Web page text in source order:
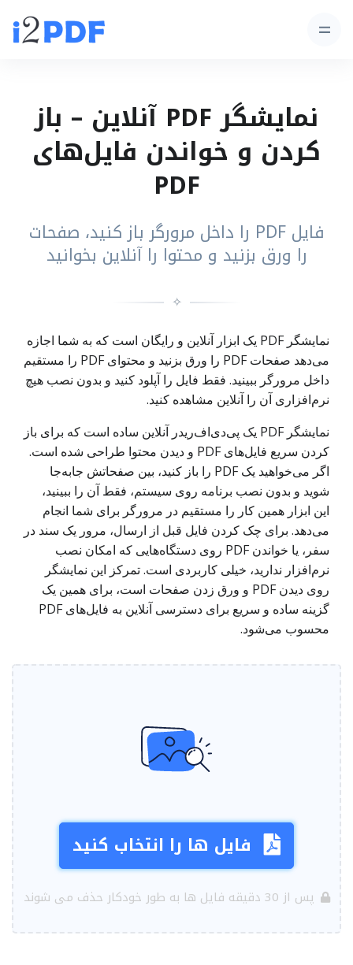
نمایشگر PDF آنلاین – باز
کردن و خواندن فایل‌های
PDF
فایل PDF را داخل مرورگر باز کنید، صفحات
را ورق بزنید و محتوا را آنلاین بخوانید
✧
نمایشگر PDF یک ابزار آنلاین و رایگان است که به شما اجازه
می‌دهد صفحات PDF را ورق بزنید و محتوای PDF را مستقیم
داخل مرورگر ببینید. فقط فایل را آپلود کنید و بدون نصب هیچ
نرم‌افزاری آن را آنلاین مشاهده کنید.
نمایشگر PDF یک پی‌دی‌اف‌ریدر آنلاین ساده است که برای باز
کردن سریع فایل‌های PDF و دیدن محتوا طراحی شده است.
اگر می‌خواهید یک PDF را باز کنید، بین صفحاتش جابه‌جا
شوید و بدون نصب برنامه روی سیستم، فقط آن را ببینید،
این ابزار همین کار را مستقیم در مرورگر برای شما انجام
می‌دهد. برای چک کردن فایل قبل از ارسال، مرور یک سند در
سفر، یا خواندن PDF روی دستگاه‌هایی که امکان نصب
نرم‌افزار ندارید، خیلی کاربردی است. تمرکز این نمایشگر
روی دیدن PDF و ورق زدن صفحات است، برای همین یک
گزینه ساده و سریع برای دسترسی آنلاین به فایل‌های PDF
محسوب می‌شود.
فایل ها را انتخاب کنید
پس از 30 دقیقه فایل ها به طور خودکار حذف می شوند